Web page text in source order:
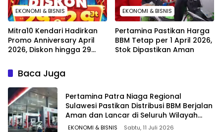
EKONOMI & BISNIS
Mitra10 Kendari Hadirkan
Promo Anniversary April
2026, Diskon hingga 29
Langsung
EKONOMI & BISNIS
Pertamina Pastikan Harga
BBM Tetap per 1 April 2026,
Stok Dipastikan Aman
Baca Juga
Pertamina Patra Niaga Regional
Sulawesi Pastikan Distribusi BBM Berjalan
Aman dan Lancar di Seluruh Wilayah
Sulawesi
EKONOMI & BISNIS Sabtu, 11 Juli 2026